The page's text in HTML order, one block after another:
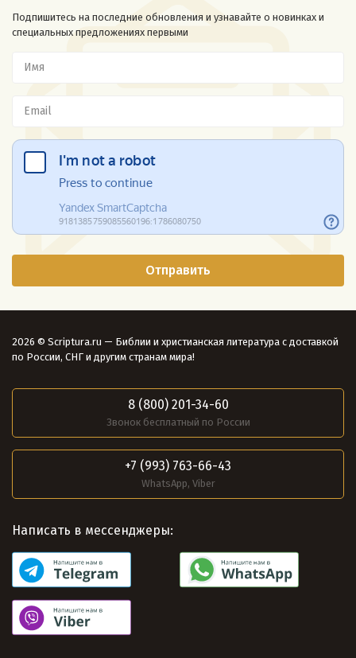
Подпишитесь на последние обновления и узнавайте о новинках и
специальных предложениях первыми
2026 © Scriptura.ru — Библии и христианская литература с доставкой
по России, СНГ и другим странам мира!
8 (800) 201-34-60
Звонок бесплатный по России
+7 (993) 763-66-43
WhatsApp, Viber
Написать в мессенджеры: